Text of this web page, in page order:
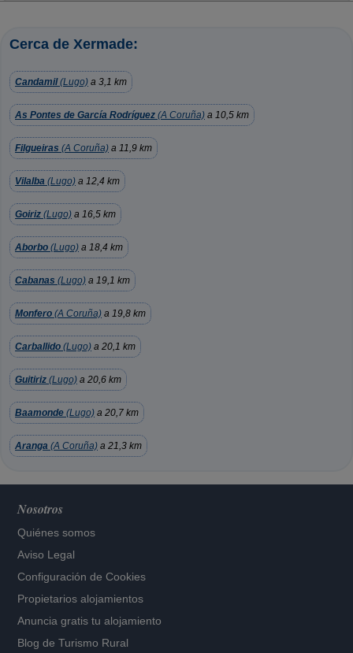
Cerca de Xermade:
Candamil(Lugo) a 3,1 km
As Pontes de García Rodríguez (A Coruña) a 10,5 km
Filgueiras (A Coruña) a 11,9 km
Vilalba (Lugo) a 12,4 km
Goiriz (Lugo) a 16,5 km
Aborbo (Lugo) a 18,4 km
Cabanas (Lugo) a 19,1 km
Monfero (A Coruña) a 19,8 km
Carballido (Lugo) a 20,1 km
Guitiriz (Lugo) a 20,6 km
Baamonde (Lugo) a 20,7 km
Aranga (A Coruña) a 21,3 km
Nosotros
Quiénes somos
Aviso Legal
Configuración de Cookies
Propietarios alojamientos
Anuncia gratis tu alojamiento
Blog de Turismo Rural